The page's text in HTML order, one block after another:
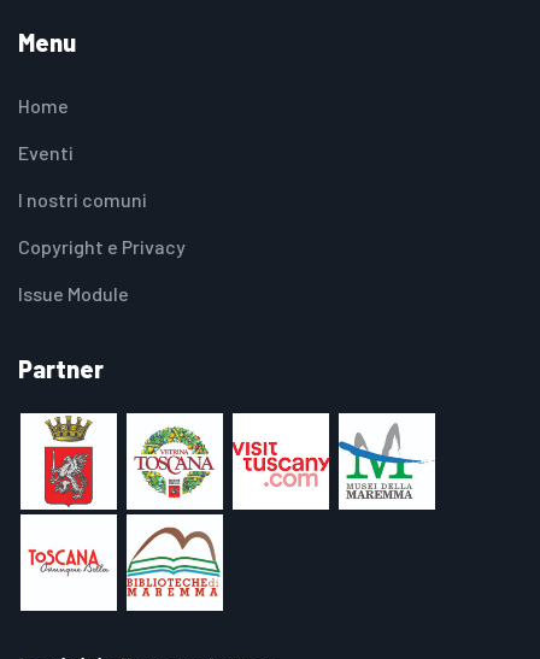
Menu
Home
Eventi
I nostri comuni
Copyright e Privacy
Issue Module
Partner